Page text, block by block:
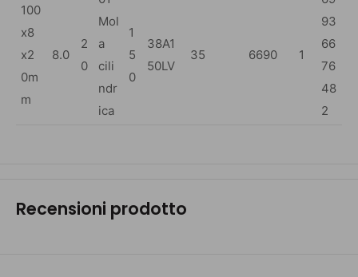
100
x8
x2
0m
m
8.0
2
0
Mol
a
cili
ndr
ica
1
5
0
38A1
50LV
35 6690 1
93
66
76
48
2
Recensioni prodotto